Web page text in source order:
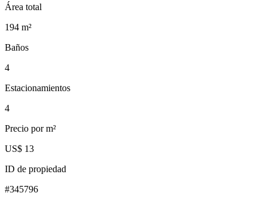
Área total
194 m²
Baños
4
Estacionamientos
4
Precio por m²
US$ 13
ID de propiedad
#345796